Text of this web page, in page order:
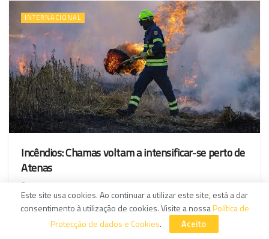
INTERNACIONAL
Incêndios: Chamas voltam a intensificar-se perto de
Atenas
Os incêndios que há quatro dias atingem a região de Atenas
voltaram hoje a intensificar-se, ameaçando zonas habitadas e
industriais a oeste da capital grega, apesar da diminuição do
Este site usa cookies. Ao continuar a utilizar este site, está a dar
consentimento à utilização de cookies. Visite a nossaPolítica de
Protecção de dados e Cookies. Aceito